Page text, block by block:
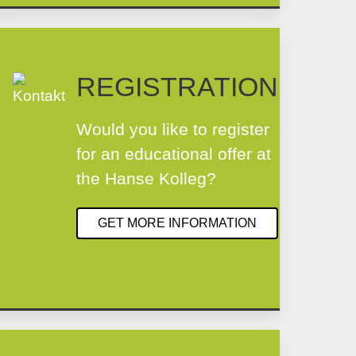
REGISTRATION
Would you like to register
for an educational offer at
the Hanse Kolleg?
GET MORE INFORMATION